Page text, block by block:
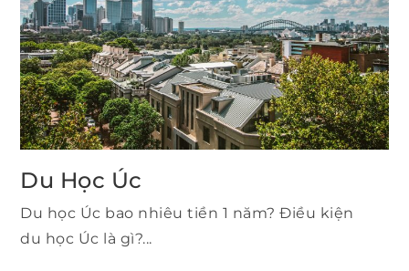
Du Học Úc
Du học Úc bao nhiêu tiền 1 năm? Điều kiện
du học Úc là gì?...